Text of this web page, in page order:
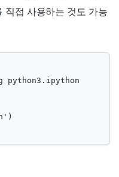
직접 사용하는 것도 가능